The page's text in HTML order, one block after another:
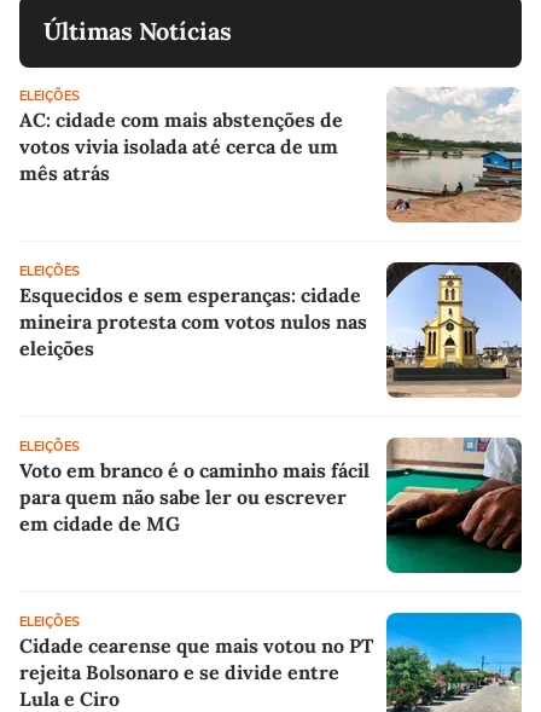
Últimas Notícias
ELEIÇÕES
AC: cidade com mais abstenções de
votos vivia isolada até cerca de um
mês atrás
ELEIÇÕES
Esquecidos e sem esperanças: cidade
mineira protesta com votos nulos nas
eleições
ELEIÇÕES
Voto em branco é o caminho mais fácil
para quem não sabe ler ou escrever
em cidade de MG
ELEIÇÕES
Cidade cearense que mais votou no PT
rejeita Bolsonaro e se divide entre
Lula e Ciro